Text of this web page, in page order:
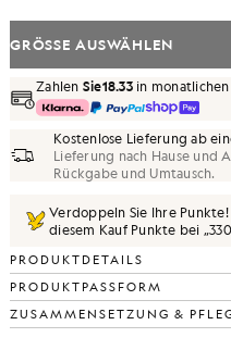
GRÖSSE AUSWÄHLEN
Zahlen Sie18.33in monatlichen
Kostenlose Lieferung ab
Lieferung nach Hause und
Rückgabe und Umtausch.
Verdoppeln Sie Ihre Punkte!
diesem Kauf Punkte bei „330
PRODUKTDETAILS
PRODUKTPASSFORM
ZUSAMMENSETZUNG &